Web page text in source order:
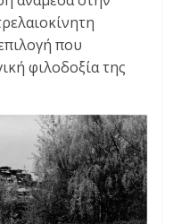
που
φιλοδοξία της